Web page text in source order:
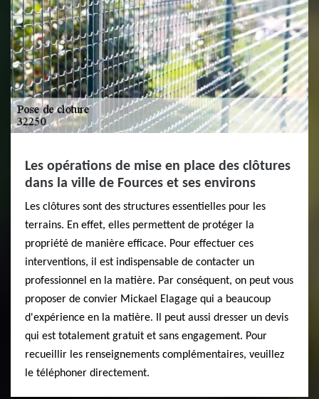
Les opérations de mise en place des clôtures
dans la ville de Fources et ses environs
Les clôtures sont des structures essentielles pour les
terrains. En effet, elles permettent de protéger la
propriété de manière efficace. Pour effectuer ces
interventions, il est indispensable de contacter un
professionnel en la matière. Par conséquent, on peut vous
proposer de convier Mickael Elagage qui a beaucoup
d'expérience en la matière. Il peut aussi dresser un devis
qui est totalement gratuit et sans engagement. Pour
recueillir les renseignements complémentaires, veuillez
le téléphoner directement.